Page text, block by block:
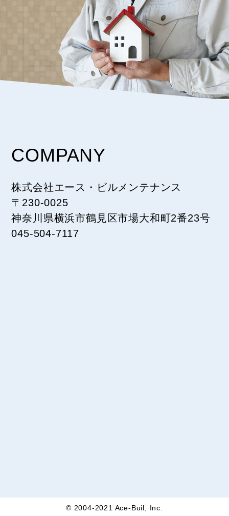
COMPANY
株式会社エース・ビルメンテナンス
〒230-0025
神奈川県横浜市鶴見区市場大和町2番23号
045-504-7117
© 2004-2021 Ace-Buil, Inc.